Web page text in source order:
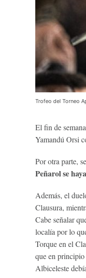
Trofeo del Torneo
El fin de
Yamandú Orsi
Por otra parte,
Peñarol se
Además, el
Clausura,
Cabe señalar
localía por lo
Torque en el
que en
Albiceleste